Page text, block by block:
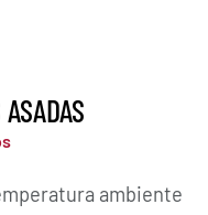
ambiente